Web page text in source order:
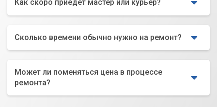
Как скоро приедет мастер или курьер?
Сколько времени обычно нужно на ремонт?
Может ли поменяться цена в процессе
ремонта?